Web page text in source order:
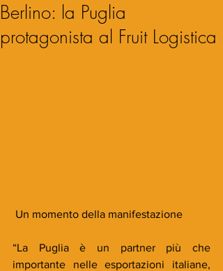
Berlino: la Puglia
protagonista al Fruit Logistica
Un momento della manifestazione
“La Puglia è un partner più che
importante nelle esportazioni italiane,